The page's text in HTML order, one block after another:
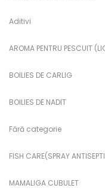
Aditivi
AROMA PENTRU PESCUIT
BOILIES DE CARLIG
BOILIES DE NADIT
Fără categorie
FISH CARE(SPRAY
MAMALIGA CUBULET